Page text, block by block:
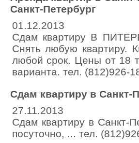
Санкт-Петербург
01.12.2013
Сдам квартиру В
Снять любую квартиру.
любой срок. Цены от 18
варианта. тел. (812)926-
Сдам квартиру в Санкт-
27.11.2013
Сдам квартиру в Санкт-
посуточно, ... тел.